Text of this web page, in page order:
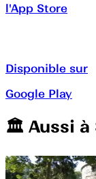
l'App Store
Disponible sur
Google Play
🏛️️ Aussi à